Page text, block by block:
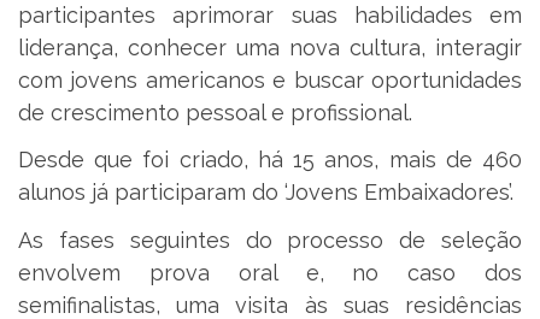
participantes aprimorar suas habilidades em
liderança, conhecer uma nova cultura, interagir
com jovens americanos e buscar oportunidades
de crescimento pessoal e profissional.
Desde que foi criado, há 15 anos, mais de 460
alunos já participaram do ‘Jovens Embaixadores’.
As fases seguintes do processo de seleção
envolvem prova oral e, no caso dos
semifinalistas, uma visita às suas residências